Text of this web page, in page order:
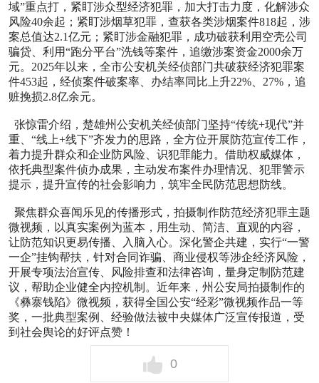
域”重点打，紧盯涉众型经济犯罪，加大打击力度，化解涉众
风险40余起；紧盯涉烟草犯罪，查获各类涉烟案件818起，涉
案总值达2.1亿元；紧盯涉金融犯罪，成功破获利用空壳公司
骗贷、利用“跑分平台”洗钱等案件，追缴涉案资金2000余万
元。2025年以来，全市公安机关经侦部门共破获经济犯罪案
件453起，经侦案件破案率、办结率同比上升22%、27%，追
赃挽损2.8亿余元。
张惊雷介绍，楚雄州公安机关经侦部门坚持“传统+现代”并
重、“线上+线下”齐发力的思路，全方位开展防范宣传工作，
着力提升群众和企业防风险、识犯罪能力。借助权威媒体，
依托典型案件侦办成果，主动发布案件办理情况、犯罪警示
提示，提升宣传的社会影响力，筑牢全民防范思想防线。
聚焦群众喜闻乐见的传播形式，拍摄制作防范经济犯罪主题
微视频，以真实案例为蓝本，用生动、简洁、直观的内容，
让防范知识更易传播、入脑入心。深化警企共建，实行“一警
一企”挂钩帮扶，针对合同诈骗、商业侵权等涉企经济风险，
开展专项法治宣传、风险排查和法律咨询，量身定制防范建
议，帮助企业健全内控机制。近年来，州公安局拍摄制作的
《彝寨钱陷》微视频，获得全国公安“经彩”微视频作品一等
奖，一批典型案例、经验做法被中央媒体广泛宣传报道，受
到社会舆论的好评点赞！
0